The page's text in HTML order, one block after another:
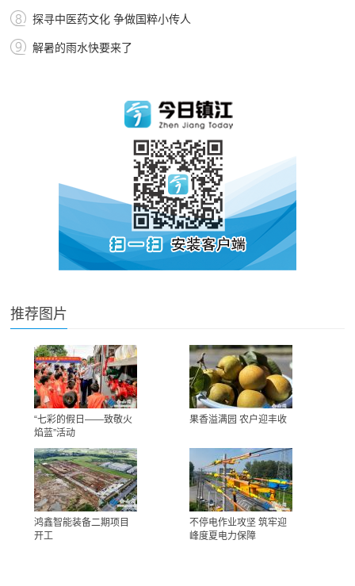
探寻中医药文化 争做国粹小传人
解暑的雨水快要来了
推荐图片
“七彩的假日——致敬火
焰蓝”活动
果香溢满园 农户迎丰收
鸿鑫智能装备二期项目
开工
不停电作业攻坚 筑牢迎
峰度夏电力保障